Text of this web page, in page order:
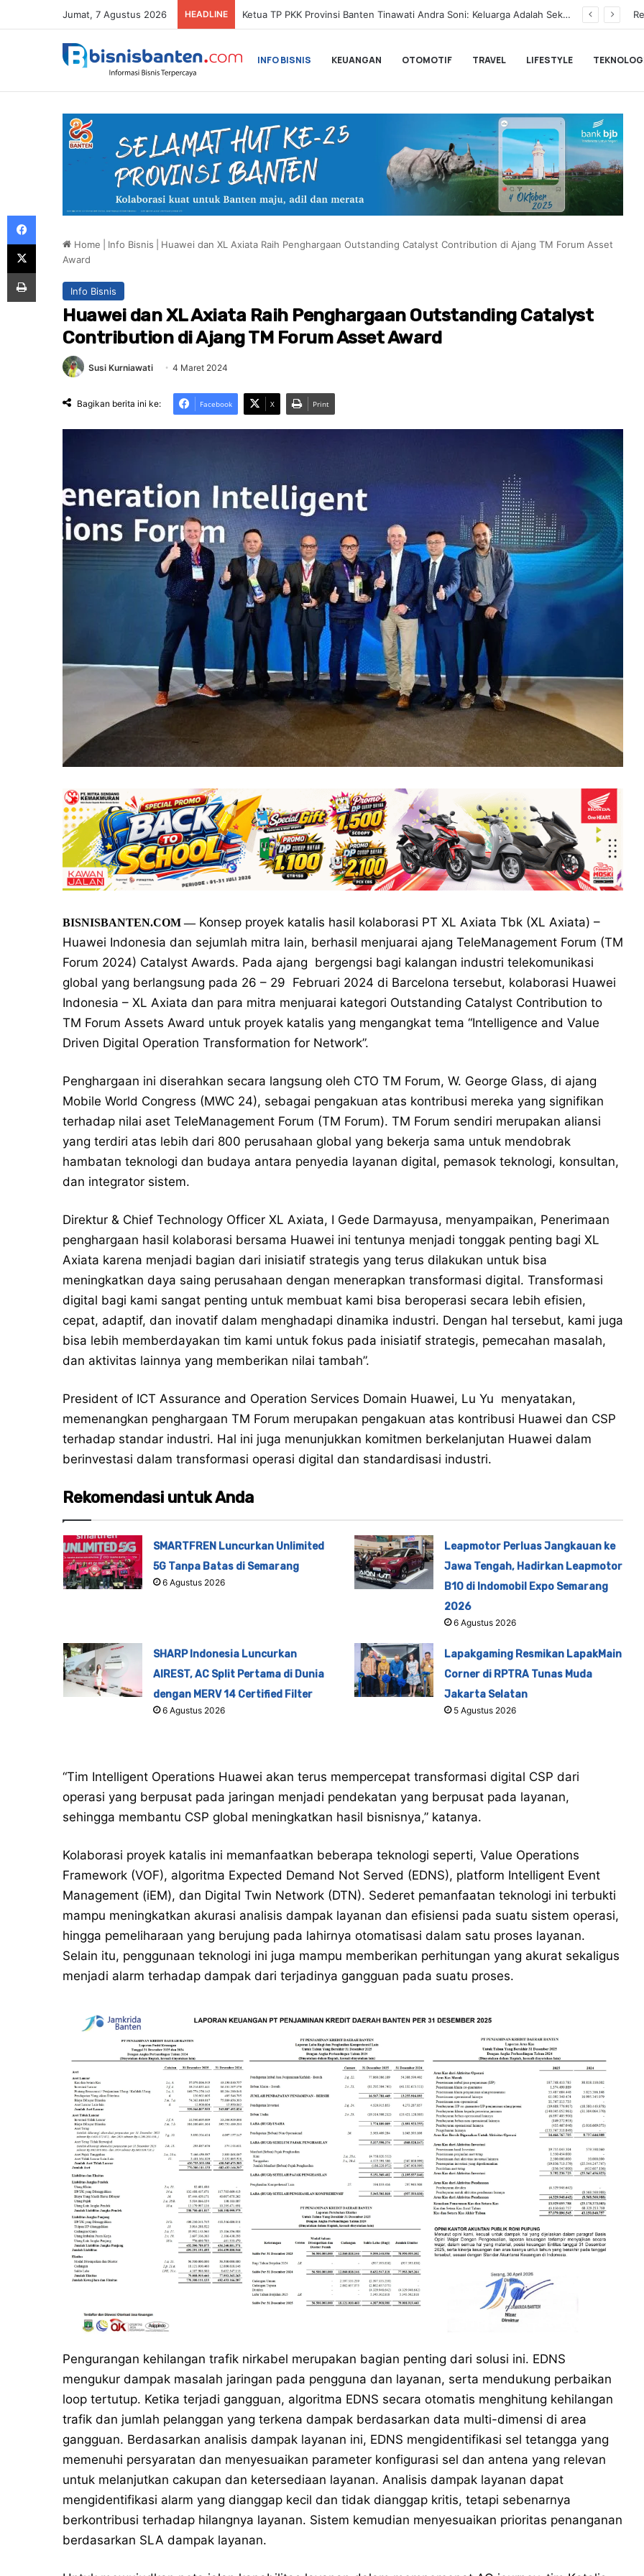
Jumat, 7 Agustus 2026 HEADLINE BLACKPINK Gelar Meet & Greet Spesial Rayakan Anniversary ke-10, Ini Syarat dan Jadwalnya
INFO BISNIS KEUANGAN OTOMOTIF TRAVEL LIFESTYLE
Home Info Bisnis
Huawei dan XL Axiata Raih Penghargaan Outstanding Catalyst Contribution di Ajang TM Forum Asset
Award
Info Bisnis
Huawei dan XL Axiata Raih Penghargaan Outstanding Catalyst
Contribution di Ajang TM Forum Asset Award
Susi Kurniawati 4 Maret 2024
Bagikan berita ini ke: Facebook X Print
BISNISBANTEN.COM —Konsep proyek katalis hasil kolaborasi PT XL Axiata Tbk (XL Axiata) –
Huawei Indonesia dan sejumlah mitra lain, berhasil menjuarai ajang TeleManagement Forum (TM
Forum 2024) Catalyst Awards. Pada ajang bergengsi bagi kalangan industri telekomunikasi
global yang berlangsung pada 26 – 29 Februari 2024 di Barcelona tersebut, kolaborasi Huawei
Indonesia – XL Axiata dan para mitra menjuarai kategori Outstanding Catalyst Contribution to
TM Forum Assets Award untuk proyek katalis yang mengangkat tema “Intelligence and Value
Driven Digital Operation Transformation for Network”.
Penghargaan ini diserahkan secara langsung oleh CTO TM Forum, W. George Glass, di ajang
Mobile World Congress (MWC 24), sebagai pengakuan atas kontribusi mereka yang signifikan
terhadap nilai aset TeleManagement Forum (TM Forum). TM Forum sendiri merupakan aliansi
yang terdiri atas lebih dari 800 perusahaan global yang bekerja sama untuk mendobrak
hambatan teknologi dan budaya antara penyedia layanan digital, pemasok teknologi, konsultan,
dan integrator sistem.
Direktur & Chief Technology Officer XL Axiata, I Gede Darmayusa, menyampaikan, Penerimaan
penghargaan hasil kolaborasi bersama Huawei ini tentunya menjadi tonggak penting bagi XL
Axiata karena menjadi bagian dari inisiatif strategis yang terus dilakukan untuk bisa
meningkatkan daya saing perusahaan dengan menerapkan transformasi digital. Transformasi
digital bagi kami sangat penting untuk membuat kami bisa beroperasi secara lebih efisien,
cepat, adaptif, dan inovatif dalam menghadapi dinamika industri. Dengan hal tersebut, kami juga
bisa lebih memberdayakan tim kami untuk fokus pada inisiatif strategis, pemecahan masalah,
dan aktivitas lainnya yang memberikan nilai tambah”.
President of ICT Assurance and Operation Services Domain Huawei, Lu Yu menyatakan,
memenangkan penghargaan TM Forum merupakan pengakuan atas kontribusi Huawei dan CSP
terhadap standar industri. Hal ini juga menunjukkan komitmen berkelanjutan Huawei dalam
berinvestasi dalam transformasi operasi digital dan standardisasi industri.
Rekomendasi untuk Anda
SMARTFREN Luncurkan Unlimited
5G Tanpa Batas di Semarang
6 Agustus 2026
Leapmotor Perluas Jangkauan ke
Jawa Tengah, Hadirkan Leapmotor
B10 di Indomobil Expo Semarang
2026
6 Agustus 2026
SHARP Indonesia Luncurkan
AIREST, AC Split Pertama di Dunia
dengan MERV 14 Certified Filter
6 Agustus 2026
Lapakgaming Resmikan LapakMain
Corner di RPTRA Tunas Muda
Jakarta Selatan
5 Agustus 2026
“Tim Intelligent Operations Huawei akan terus mempercepat transformasi digital CSP dari
operasi yang berpusat pada jaringan menjadi pendekatan yang berpusat pada layanan,
sehingga membantu CSP global meningkatkan hasil bisnisnya,” katanya.
Kolaborasi proyek katalis ini memanfaatkan beberapa teknologi seperti, Value Operations
Framework (VOF), algoritma Expected Demand Not Served (EDNS), platform Intelligent Event
Management (iEM), dan Digital Twin Network (DTN). Sederet pemanfaatan teknologi ini terbukti
mampu meningkatkan akurasi analisis dampak layanan dan efisiensi pada suatu sistem operasi,
hingga pemeliharaan yang berujung pada lahirnya otomatisasi dalam satu proses layanan.
Selain itu, penggunaan teknologi ini juga mampu memberikan perhitungan yang akurat sekaligus
menjadi alarm terhadap dampak dari terjadinya gangguan pada suatu proses.
Pengurangan kehilangan trafik nirkabel merupakan bagian penting dari solusi ini. EDNS
mengukur dampak masalah jaringan pada pengguna dan layanan, serta mendukung perbaikan
loop tertutup. Ketika terjadi gangguan, algoritma EDNS secara otomatis menghitung kehilangan
trafik dan jumlah pelanggan yang terkena dampak berdasarkan data multi-dimensi di area
gangguan. Berdasarkan analisis dampak layanan ini, EDNS mengidentifikasi sel tetangga yang
memenuhi persyaratan dan menyesuaikan parameter konfigurasi sel dan antena yang relevan
untuk melanjutkan cakupan dan ketersediaan layanan. Analisis dampak layanan dapat
mengidentifikasi alarm yang dianggap kecil dan tidak dianggap kritis, tetapi sebenarnya
berkontribusi terhadap hilangnya layanan. Sistem kemudian menyesuaikan prioritas penanganan
berdasarkan SLA dampak layanan.
Facebook